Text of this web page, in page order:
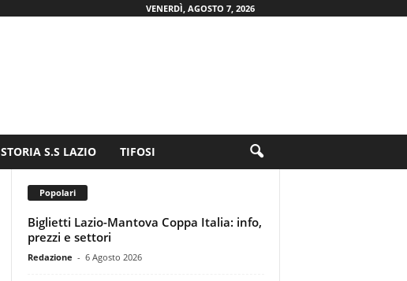
VENERDÌ, AGOSTO 7, 2026
STORIA S.S LAZIO TIFOSI
Popolari
Biglietti Lazio-Mantova Coppa Italia: info,
prezzi e settori
Redazione - 6 Agosto 2026